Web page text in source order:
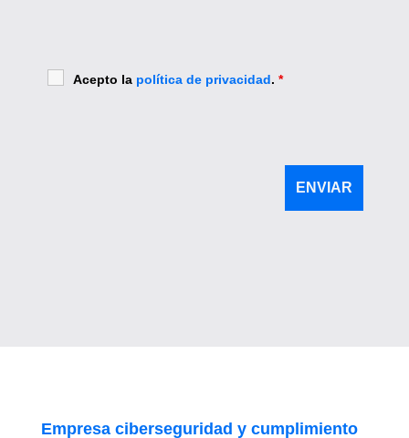
Acepto la política de privacidad. *
Empresa ciberseguridad y cumplimiento